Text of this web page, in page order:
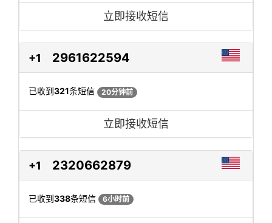
立即接收短信
+1 2961622594
已收到321条短信 20分钟前
立即接收短信
+1 2320662879
已收到338条短信 6小时前